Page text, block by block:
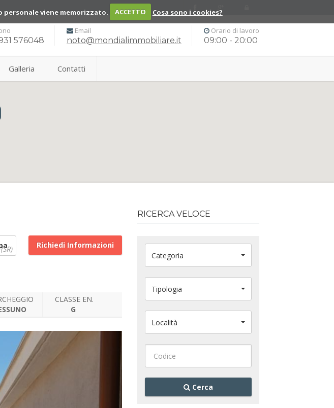
viene memorizzato. ACCETTO Cosa sono i cookies?
576048
Email
noto@mondialimmobiliare.it
Orario di lavoro
09:00 - 20:00
Galleria Contatti
Richiedi Informazioni
CLASSE EN.
G
RICERCA VELOCE
Categoria
Tipologia
Località
Cerca